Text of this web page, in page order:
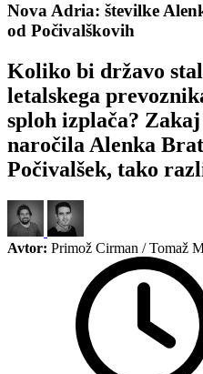
Nova Adria: številke
od Počivalškovih
Koliko bi državo
letalskega
sploh izplača?
naročila Alenka
Počivalšek, tako
Avtor: Primož Cirman / Tomaž